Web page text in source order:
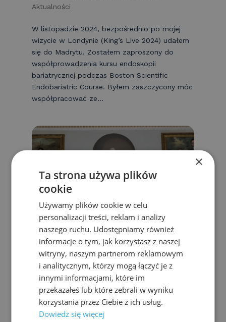
Aktualności
W listopadzie 2024, bezpośrednio po mojej
wizycie w Londynie (King’s Live 2024) udałem
się do Madrytu. Zostałem zaproszony do
współprowadzenia kursu endoskopii
bariatrycznej podczas Boston Scientific
Endobariatric Course. Byłem zaszczycony móc
współpracować ze...
King’s Live — Londyn 2024
przezMichał Spychalski
×
Ta strona używa plików
cookie
Używamy plików cookie w celu
personalizacji treści, reklam i analizy
naszego ruchu. Udostępniamy również
informacje o tym, jak korzystasz z naszej
witryny, naszym partnerom reklamowym
i analitycznym, którzy mogą łączyć je z
innymi informacjami, które im
przekazałeś lub które zebrali w wyniku
korzystania przez Ciebie z ich usług.
Dowiedz się więcej